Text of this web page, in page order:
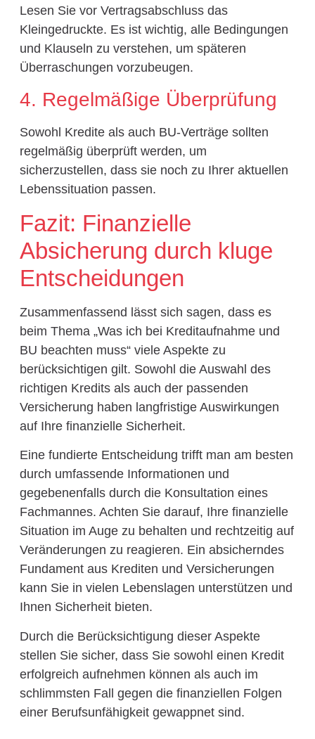
Lesen Sie vor Vertragsabschluss das
Kleingedruckte. Es ist wichtig, alle Bedingungen
und Klauseln zu verstehen, um späteren
Überraschungen vorzubeugen.
4. Regelmäßige Überprüfung
Sowohl Kredite als auch BU-Verträge sollten
regelmäßig überprüft werden, um
sicherzustellen, dass sie noch zu Ihrer aktuellen
Lebenssituation passen.
Fazit: Finanzielle
Absicherung durch kluge
Entscheidungen
Zusammenfassend lässt sich sagen, dass es
beim Thema „Was ich bei Kreditaufnahme und
BU beachten muss“ viele Aspekte zu
berücksichtigen gilt. Sowohl die Auswahl des
richtigen Kredits als auch der passenden
Versicherung haben langfristige Auswirkungen
auf Ihre finanzielle Sicherheit.
Eine fundierte Entscheidung trifft man am besten
durch umfassende Informationen und
gegebenenfalls durch die Konsultation eines
Fachmannes. Achten Sie darauf, Ihre finanzielle
Situation im Auge zu behalten und rechtzeitig auf
Veränderungen zu reagieren. Ein absicherndes
Fundament aus Krediten und Versicherungen
kann Sie in vielen Lebenslagen unterstützen und
Ihnen Sicherheit bieten.
Durch die Berücksichtigung dieser Aspekte
stellen Sie sicher, dass Sie sowohl einen Kredit
erfolgreich aufnehmen können als auch im
schlimmsten Fall gegen die finanziellen Folgen
einer Berufsunfähigkeit gewappnet sind.